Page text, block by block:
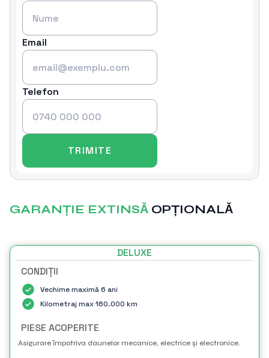
Email
Telefon
GARANȚIE EXTINSǍ OPȚIONALǍ
DELUXE
CONDIȚII
Vechime maximă 6 ani
Kilometraj max 160.000 km
PIESE ACOPERITE
Asigurare împotriva daunelor mecanice, electrice și electronice.